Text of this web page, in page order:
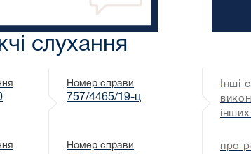
слухання
Номер справи
757/4465/19-ц
Інші
Номер справи про